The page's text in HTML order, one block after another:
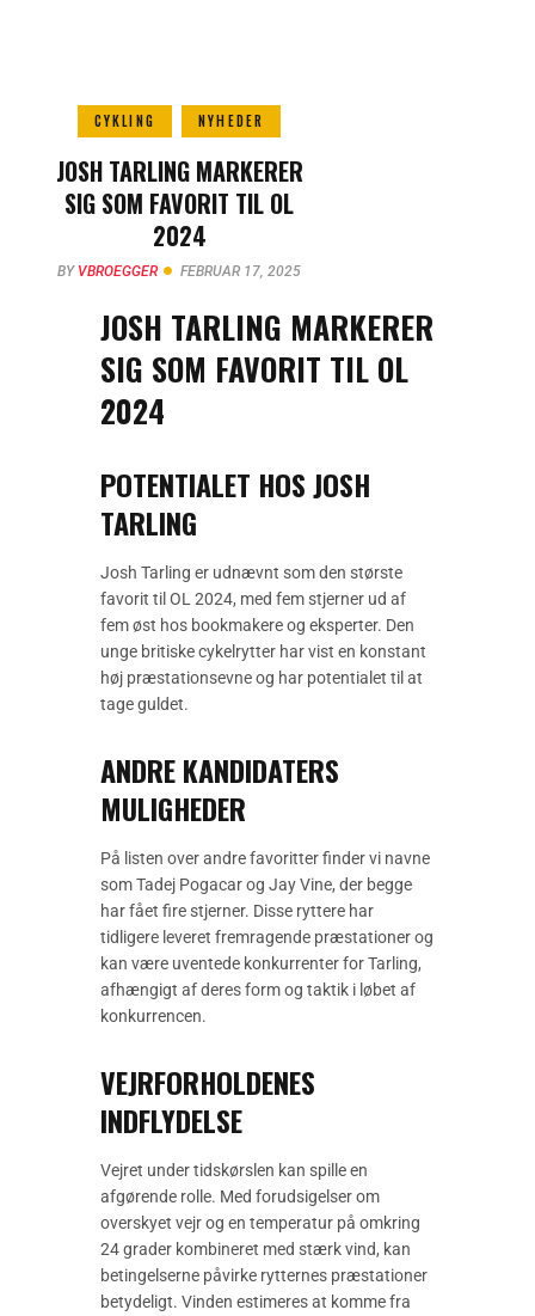
CYKLING NYHEDER
JOSH TARLING MARKERER
SIG SOM FAVORIT TIL OL
2024
BY VBROEGGER FEBRUAR 17, 2025
JOSH TARLING MARKERER
SIG SOM FAVORIT TIL OL
2024
POTENTIALET HOS JOSH
TARLING
Josh Tarling er udnævnt som den største
favorit til OL 2024, med fem stjerner ud af
fem øst hos bookmakere og eksperter. Den
unge britiske cykelrytter har vist en konstant
høj præstationsevne og har potentialet til at
tage guldet.
ANDRE KANDIDATERS
MULIGHEDER
På listen over andre favoritter finder vi navne
som Tadej Pogacar og Jay Vine, der begge
har fået fire stjerner. Disse ryttere har
tidligere leveret fremragende præstationer og
kan være uventede konkurrenter for Tarling,
afhængigt af deres form og taktik i løbet af
konkurrencen.
VEJRFORHOLDENES
INDFLYDELSE
Vejret under tidskørslen kan spille en
afgørende rolle. Med forudsigelser om
overskyet vejr og en temperatur på omkring
24 grader kombineret med stærk vind, kan
betingelserne påvirke rytternes præstationer
betydeligt. Vinden estimeres at komme fra